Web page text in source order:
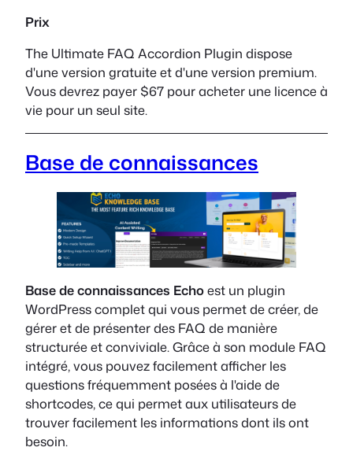
Prix
The Ultimate FAQ Accordion Plugin dispose
d'une version gratuite et d'une version premium.
Vous devrez payer $67 pour acheter une licence à
vie pour un seul site.
Base de connaissances
Base de connaissances Echoest un plugin
WordPress complet qui vous permet de créer, de
gérer et de présenter des FAQ de manière
structurée et conviviale. Grâce à son module FAQ
intégré, vous pouvez facilement afficher les
questions fréquemment posées à l'aide de
shortcodes, ce qui permet aux utilisateurs de
trouver facilement les informations dont ils ont
besoin.